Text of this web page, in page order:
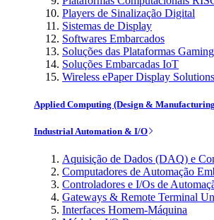
Players de Sinalização Digital
Sistemas de Display
Softwares Embarcados
Soluções das Plataformas Gaming
Soluções Embarcadas IoT
Wireless ePaper Display Solutions
Applied Computing (Design &
Industrial Automation & I/O
Aquisição de Dados (DAQ) e
Computadores de Automação
Controladores e I/Os de
Gateways & Remote Terminal
Interfaces Homem-Máquina